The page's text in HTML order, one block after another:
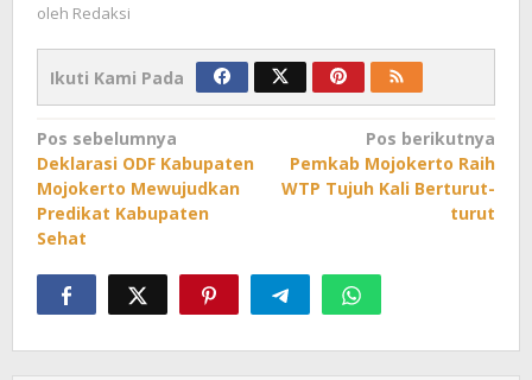
oleh Redaksi
Ikuti Kami Pada
Navigasi
pos
Pos sebelumnya
Deklarasi ODF Kabupaten
Mojokerto Mewujudkan
Predikat Kabupaten
Sehat
Pos berikutnya
Pemkab Mojokerto Raih
WTP Tujuh Kali Berturut-
turut